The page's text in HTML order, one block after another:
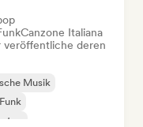
Canzone Italiana
veröffentliche deren
Musik